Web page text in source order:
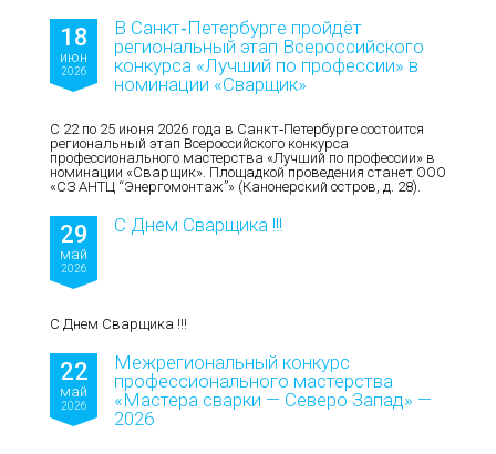
18
июн
2026
В Санкт‑Петербурге пройдёт
региональный этап Всероссийского
конкурса «Лучший по профессии» в
номинации «Сварщик»
С 22 по 25 июня 2026 года в Санкт‑Петербурге состоится
региональный этап Всероссийского конкурса
профессионального мастерства «Лучший по профессии» в
номинации «Сварщик». Площадкой проведения станет ООО
«СЗ АНТЦ “Энергомонтаж”» (Канонерский остров, д. 28).
29
май
2026
С Днем Сварщика !!!
С Днем Сварщика !!!
22
май
2026
Межрегиональный конкурс
профессионального мастерства
«Мастера сварки — Северо Запад» —
2026